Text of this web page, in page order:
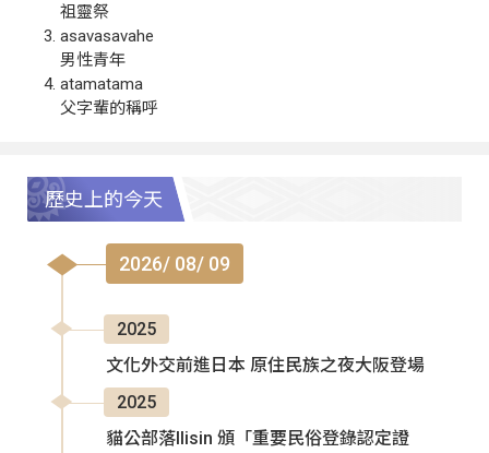
祖靈祭
asavasavahe
男性青年
atamatama
父字輩的稱呼
歷史上的今天
2026/ 08/ 09
2025
文化外交前進日本 原住民族之夜大阪登場
2025
貓公部落Ilisin 頒「重要民俗登錄認定證